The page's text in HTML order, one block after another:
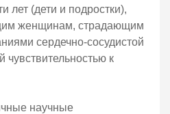
лет (дети и подростки),
женщинам, страдающим
сердечно-сосудистой
к
научные